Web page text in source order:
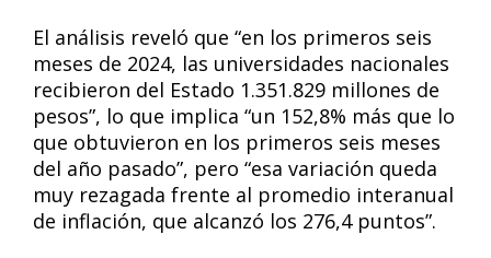
El análisis reveló que “en los primeros seis
meses de 2024, las universidades nacionales
recibieron del Estado 1.351.829 millones de
pesos”, lo que implica “un 152,8% más que lo
que obtuvieron en los primeros seis meses
del año pasado”, pero “esa variación queda
muy rezagada frente al promedio interanual
de inflación, que alcanzó los 276,4 puntos”.